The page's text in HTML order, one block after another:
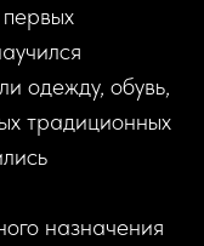
одежду, обувь,
традиционных
назначения